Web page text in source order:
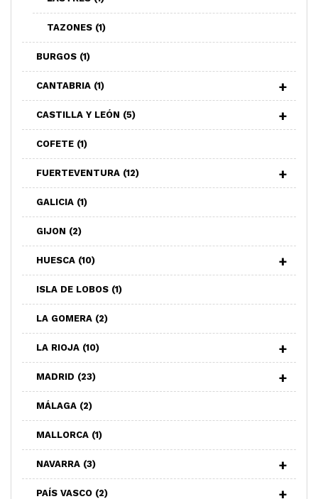
TAZONES (1)
BURGOS (1)
CANTABRIA (1)
CASTILLA Y LEÓN (5)
COFETE (1)
FUERTEVENTURA (12)
GALICIA (1)
GIJON (2)
HUESCA (10)
ISLA DE LOBOS (1)
LA GOMERA (2)
LA RIOJA (10)
MADRID (23)
MÁLAGA (2)
MALLORCA (1)
NAVARRA (3)
PAÍS VASCO (2)